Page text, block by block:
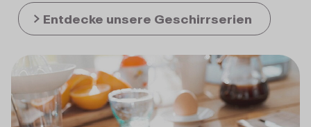
Entdecke unsere Geschirrserien